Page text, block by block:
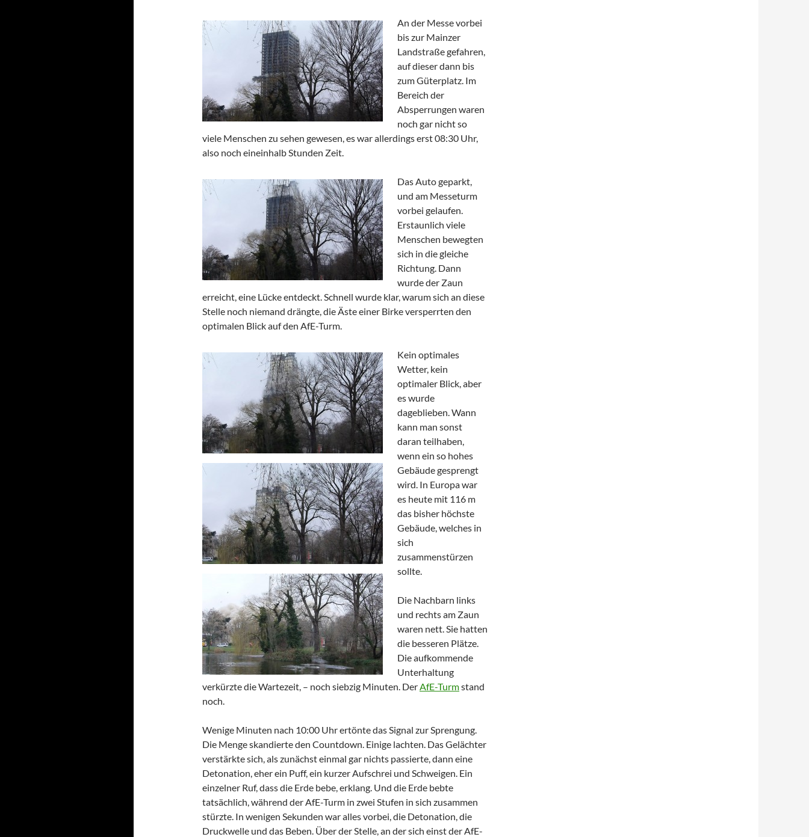
An der Messe vorbei
bis zur Mainzer
Landstraße gefahren,
auf dieser dann bis
zum Güterplatz. Im
Bereich der
Absperrungen waren
noch gar nicht so
viele Menschen zu sehen gewesen, es war allerdings erst 08:30 Uhr,
also noch eineinhalb Stunden Zeit.
Das Auto geparkt,
und am Messeturm
vorbei gelaufen.
Erstaunlich viele
Menschen bewegten
sich in die gleiche
Richtung. Dann
wurde der Zaun
erreicht, eine Lücke entdeckt. Schnell wurde klar, warum sich an diese
Stelle noch niemand drängte, die Äste einer Birke versperrten den
optimalen Blick auf den AfE-Turm.
Kein optimales
Wetter, kein
optimaler Blick, aber
es wurde
dageblieben. Wann
kann man sonst
daran teilhaben,
wenn ein so hohes
Gebäude gesprengt
wird. In Europa war
es heute mit 116 m
das bisher höchste
Gebäude, welches in
sich
zusammenstürzen
sollte.
Die Nachbarn links
und rechts am Zaun
waren nett. Sie hatten
die besseren Plätze.
Die aufkommende
Unterhaltung
verkürzte die Wartezeit, – noch siebzig Minuten. DerAfE-Turmstand
noch.
Wenige Minuten nach 10:00 Uhr ertönte das Signal zur Sprengung.
Die Menge skandierte den Countdown. Einige lachten. Das Gelächter
verstärkte sich, als zunächst einmal gar nichts passierte, dann eine
Detonation, eher ein Puff, ein kurzer Aufschrei und Schweigen. Ein
einzelner Ruf, dass die Erde bebe, erklang. Und die Erde bebte
tatsächlich, während der AfE-Turm in zwei Stufen in sich zusammen
stürzte. In wenigen Sekunden war alles vorbei, die Detonation, die
Druckwelle und das Beben. Über der Stelle, an der sich einst der AfE-